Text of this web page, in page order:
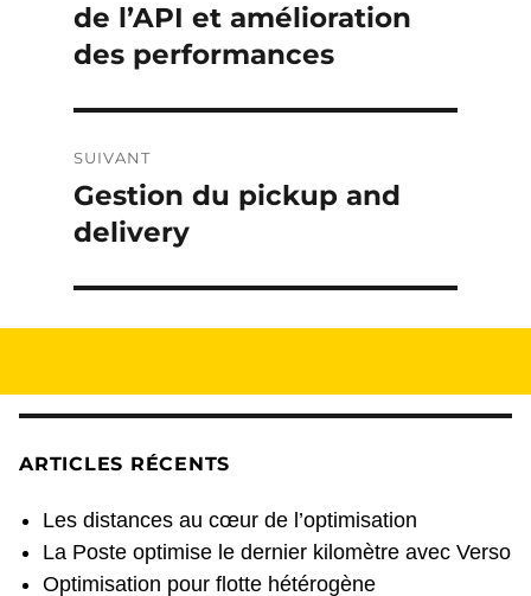
l’article
précédente :
de l’API et amélioration
des performances
SUIVANT
Publication
suivante :
Gestion du pickup and
delivery
ARTICLES RÉCENTS
Les distances au cœur de l’optimisation
La Poste optimise le dernier kilomètre avec Verso
Optimisation pour flotte hétérogène